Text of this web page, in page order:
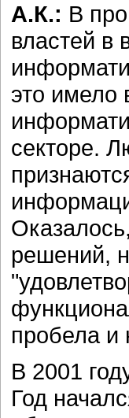
А.К.: В
властей в
это имело
секторе.
решений,
пробела и
В 2001
Год